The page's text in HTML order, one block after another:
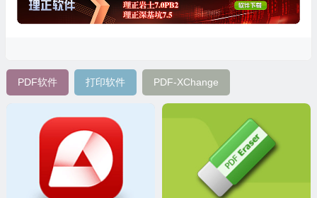
PDF软件 打印软件 PDF-XChange